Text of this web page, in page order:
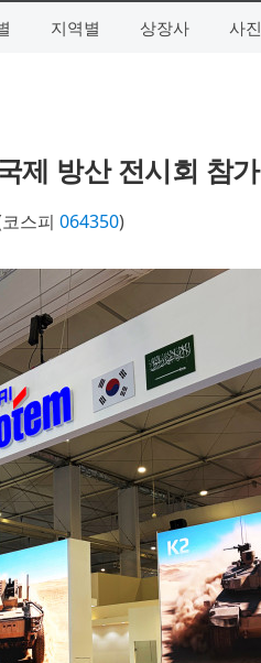
지역별 상장사 사진
제 방산 전시회 참가
스피 064350)